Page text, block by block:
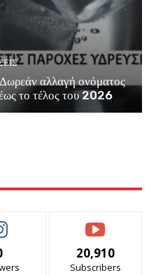
αλλαγή ονόματος
το τέλος του 2026
20,910
Subscribers